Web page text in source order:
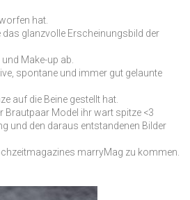
hat.
das glanzvolle Erscheinungsbild der
Make-up ab.
spontane und immer gut gelaunte
auf die Beine gestellt hat.
Brautpaar Model ihr wart spitze <3
und den daraus entstandenen Bilder
marryMag zu kommen.